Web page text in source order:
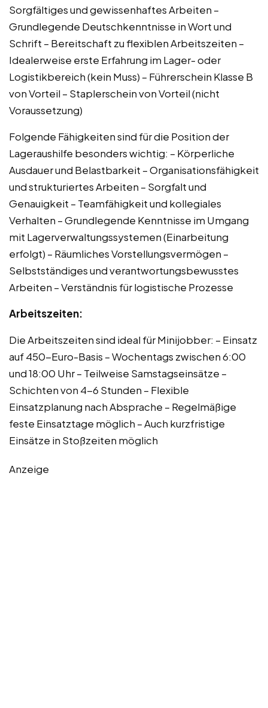
Sorgfältiges und gewissenhaftes Arbeiten –
Grundlegende Deutschkenntnisse in Wort und
Schrift – Bereitschaft zu flexiblen Arbeitszeiten –
Idealerweise erste Erfahrung im Lager- oder
Logistikbereich (kein Muss) – Führerschein Klasse B
von Vorteil – Staplerschein von Vorteil (nicht
Voraussetzung)
Folgende Fähigkeiten sind für die Position der
Lageraushilfe besonders wichtig: – Körperliche
Ausdauer und Belastbarkeit – Organisationsfähigkeit
und strukturiertes Arbeiten – Sorgfalt und
Genauigkeit – Teamfähigkeit und kollegiales
Verhalten – Grundlegende Kenntnisse im Umgang
mit Lagerverwaltungssystemen (Einarbeitung
erfolgt) – Räumliches Vorstellungsvermögen –
Selbstständiges und verantwortungsbewusstes
Arbeiten – Verständnis für logistische Prozesse
Arbeitszeiten:
Die Arbeitszeiten sind ideal für Minijobber: – Einsatz
auf 450-Euro-Basis – Wochentags zwischen 6:00
und 18:00 Uhr – Teilweise Samstagseinsätze –
Schichten von 4-6 Stunden – Flexible
Einsatzplanung nach Absprache – Regelmäßige
feste Einsatztage möglich – Auch kurzfristige
Einsätze in Stoßzeiten möglich
Anzeige